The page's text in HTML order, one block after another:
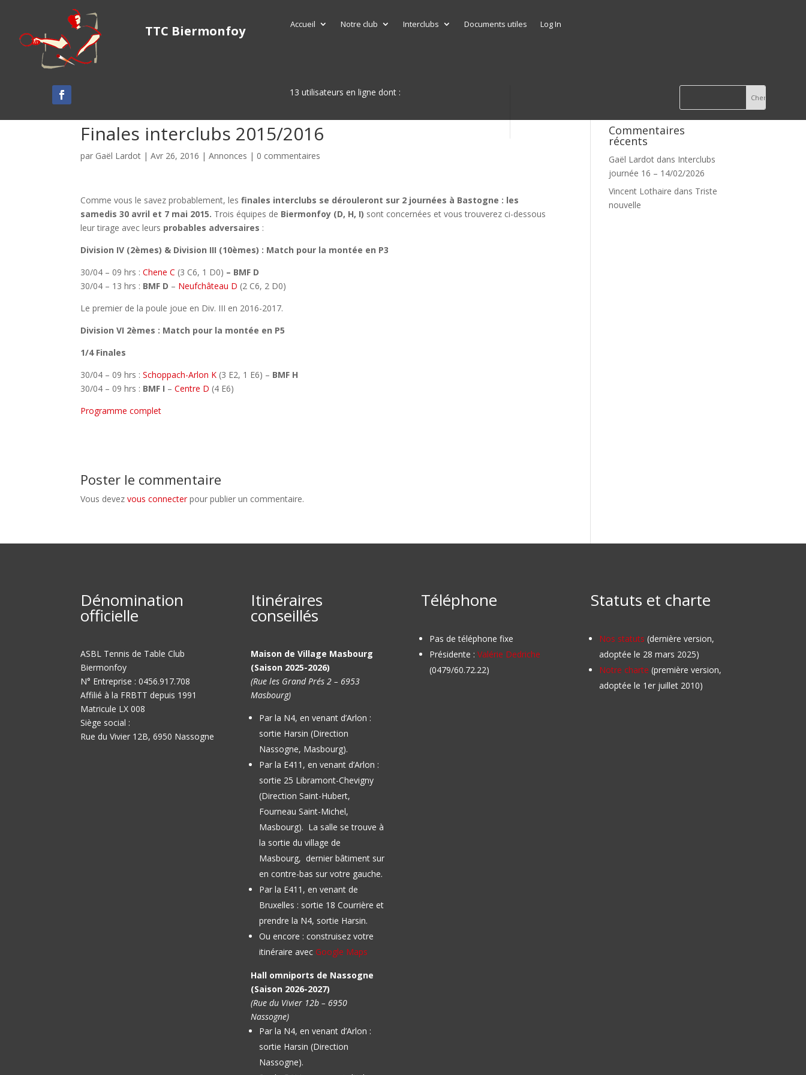
TTC Biermonfoy Accueil Notre club Interclubs Documents utiles Log In
13 utilisateurs en ligne dont :
Finales interclubs 2015/2016
par Gaël Lardot |Avr 26, 2016 |Annonces | 0 commentaires
Comme vous le savez probablement, lesfinales interclubs se dérouleront sur 2 journées à Bastogne : les
samedis 30 avril et 7 mai 2015. Trois équipes de Biermonfoy (D, H, I) sont concernées et vous trouverez ci-dessous
leur tirage avec leurs probables adversaires :
Division IV (2èmes) & Division III (10èmes) : Match pour la montée en P3
30/04 – 09 hrs :Chene C (3 C6, 1 D0) – BMF D
30/04 – 13 hrs : BMF D – Neufchâteau D (2 C6, 2 D0)
Le premier de la poule joue en Div. III en 2016-2017.
Division VI 2èmes : Match pour la montée en P5
1/4 Finales
30/04 – 09 hrs :Schoppach-Arlon K (3 E2, 1 E6) – BMF H
30/04 – 09 hrs : BMF I –Centre D (4 E6)
Programme complet
Poster le commentaire
Vous devezvous connecterpour publier un commentaire.
Commentaires
récents
Gaël Lardot dans Interclubs
journée 16 – 14/02/2026
Vincent Lothaire dans Triste
nouvelle
Dénomination
officielle
ASBL Tennis de Table Club
Biermonfoy
N° Entreprise : 0456.917.708
Affilié à la FRBTT depuis 1991
Matricule LX 008
Siège social :
Rue du Vivier 12B, 6950 Nassogne
Itinéraires
conseillés
Maison de Village Masbourg
(Saison 2025-2026)
(Rue les Grand Prés 2 – 6953
Masbourg)
Par la N4, en venant d’Arlon :
sortie Harsin (Direction
Nassogne, Masbourg).
Par la E411, en venant d’Arlon :
sortie 25 Libramont-Chevigny
(Direction Saint-Hubert,
Fourneau Saint-Michel,
Masbourg). La salle se trouve à
la sortie du village de
Masbourg, dernier bâtiment sur
en contre-bas sur votre gauche.
Par la E411, en venant de
Bruxelles : sortie 18 Courrière et
prendre la N4, sortie Harsin.
Ou encore : construisez votre
itinéraire avec Google Maps
Hall omniports de Nassogne
(Saison 2026-2027)
(Rue du Vivier 12b – 6950
Nassogne)
Par la N4, en venant d’Arlon :
sortie Harsin (Direction
Nassogne).
Téléphone
Pas de téléphone fixe
Présidente : Valérie Dedriche
(0479/60.72.22)
Statuts et charte
Nos statuts (dernière version,
adoptée le 28 mars 2025)
Notre charte (première version,
adoptée le 1er juillet 2010)